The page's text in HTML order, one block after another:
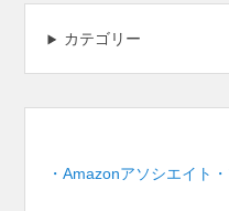
カテゴリー
・Amazonアソシエイト